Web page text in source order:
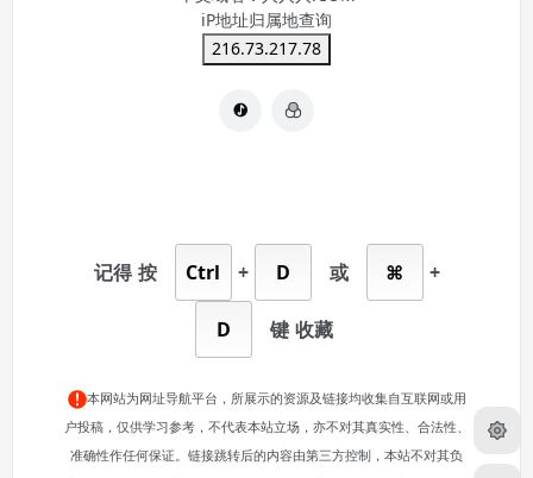
iP地址归属地查询
216.73.217.78
记得 按 Ctrl + D 或 ⌘ +
D 键 收藏
本网站为网址导航平台，所展示的资源及链接均收集自互联网或用
户投稿，仅供学习参考，不代表本站立场，亦不对其真实性、合法性、
准确性作任何保证。链接跳转后的内容由第三方控制，本站不对其负